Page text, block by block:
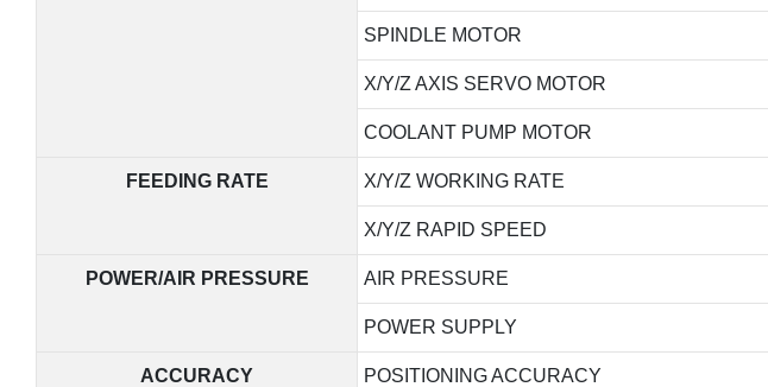
SPINDLE MOTOR
X/Y/Z AXIS SERVO MOTOR
COOLANT PUMP MOTOR
FEEDING RATE X/Y/Z WORKING RATE
X/Y/Z RAPID SPEED
POWER/AIR PRESSURE AIR PRESSURE
POWER SUPPLY
ACCURACY POSITIONING ACCURACY